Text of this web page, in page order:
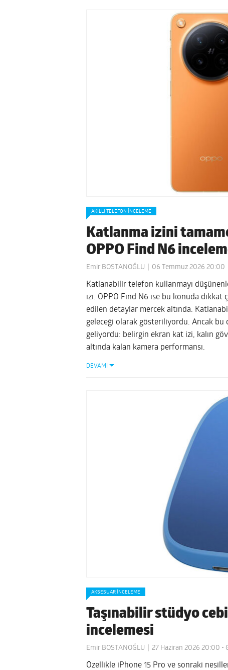
AKILLI TELEFON İNCELEME
Katlanma izini
OPPO Find N6
Emir BOSTANOĞLU 06 Temmuz 2026 20:00
Katlanabilir telefon kullanmayı
izi. OPPO Find N6 ise bu konuda dikkat
edilen detaylar mercek altında.
geleceği olarak gösteriliyordu. Ancak bu
geliyordu: belirgin ekran kat izi, kalın
altında kalan kamera performansı.
DEVAMI
AKSESUAR İNCELEME
Taşınabilir stüdyo
incelemesi
Emir BOSTANOĞLU 27 Haziran 2026 20:00 -
Özellikle iPhone 15 Pro ve sonraki